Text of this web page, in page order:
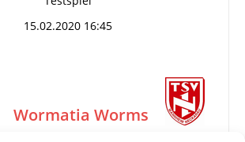
15.02.2020 16:45
Wormatia Worms